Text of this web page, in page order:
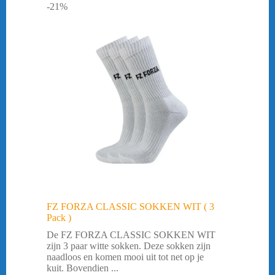
-21%
FZ FORZA CLASSIC SOKKEN WIT ( 3
Pack )
De FZ FORZA CLASSIC SOKKEN WIT
zijn 3 paar witte sokken. Deze sokken zijn
naadloos en komen mooi uit tot net op je
kuit. Bovendien ...